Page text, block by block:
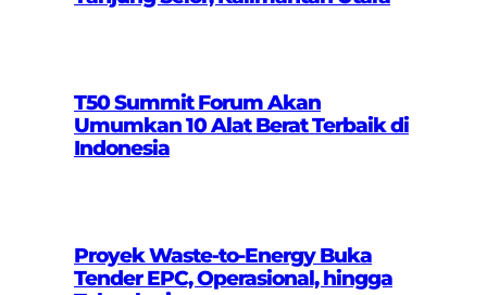
T50 Summit Forum Akan
Umumkan 10 Alat Berat Terbaik di
Indonesia
Proyek Waste-to-Energy Buka
Tender EPC, Operasional, hingga